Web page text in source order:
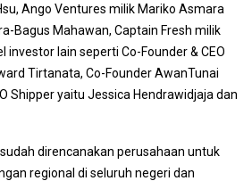
Ango Ventures milik Mariko Asmara
Bagus Mahawan, Captain Fresh milik
investor lain seperti Co-Founder & CEO
Tirtanata, Co-Founder AwanTunai
Shipper yaitu Jessica Hendrawidjaja dan
direncanakan perusahaan untuk
regional di seluruh negeri dan